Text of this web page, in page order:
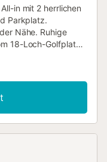
in mit 2 herrlichen
Parkplatz.
Nähe. Ruhige
18-Loch-Golfplatz
mit dem Auto in 5
Tennisplätze...